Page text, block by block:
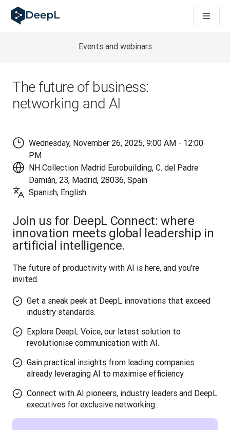
DeepL dla agentów AI
Translation Flow w DeepL: Nowe procesy oparte na AI dla
How we brought Swiss German to DeepL
Jak tworzymy system oceny jakości tłumaczeń dla DeepL
Od tłumaczeń po platformę głosową w czasie rzeczywistym
Building an instantly accessible voice demo with DeepL
Events and webinars
The future of business:
networking and AI
Wednesday, November 26, 2025, 9:00 AM - 12:00
PM
NH Collection Madrid Eurobuilding, C. del Padre
Damián, 23, Madrid, 28036, Spain
Spanish, English
Join us for DeepL Connect: where
innovation meets global leadership in
artificial intelligence.
The future of productivity with AI is here, and you're
invited.
Get a sneak peek at DeepL innovations that exceed
industry standards.
Explore DeepL Voice, our latest solution to
revolutionise communication with AI.
Gain practical insights from leading companies
already leveraging AI to maximise efficiency.
Connect with AI pioneers, industry leaders and DeepL
executives for exclusive networking..